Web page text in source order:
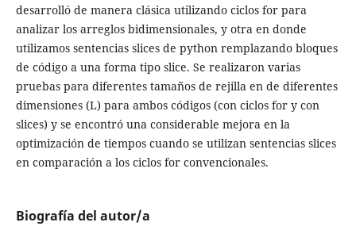
desarrolló de manera clásica utilizando ciclos for para
analizar los arreglos bidimensionales, y otra en donde
utilizamos sentencias slices de python remplazando bloques
de código a una forma tipo slice. Se realizaron varias
pruebas para diferentes tamaños de rejilla en de diferentes
dimensiones (L) para ambos códigos (con ciclos for y con
slices) y se encontró una considerable mejora en la
optimización de tiempos cuando se utilizan sentencias slices
en comparación a los ciclos for convencionales.
Biografía del autor/a